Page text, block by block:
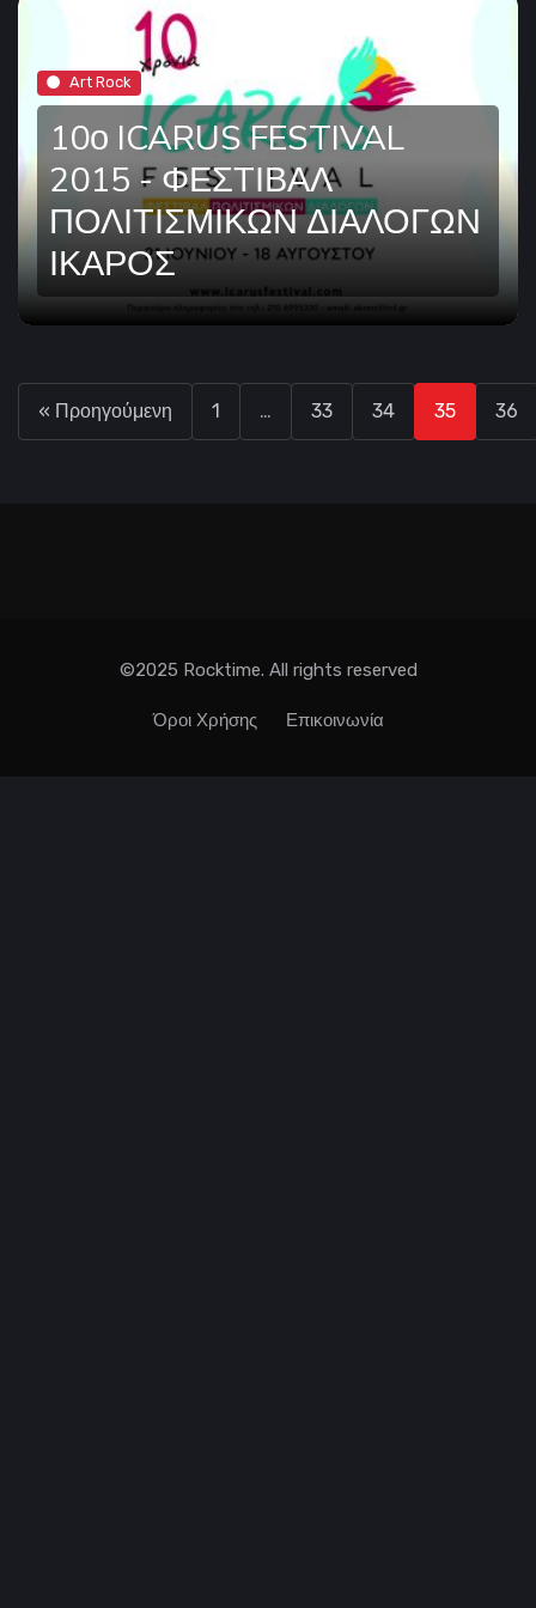
Art Rock
10ο ICARUS FESTIVAL
2015 - ΦΕΣΤΙΒΑΛ
ΠΟΛΙΤΙΣΜΙΚΩΝ ΔΙΑΛΟΓΩΝ
ΙΚΑΡΟΣ
« Προηγούμενη 1 … 33 34 35 36
©2025 Rocktime. All rights reserved
Όροι Χρήσης Επικοινωνία